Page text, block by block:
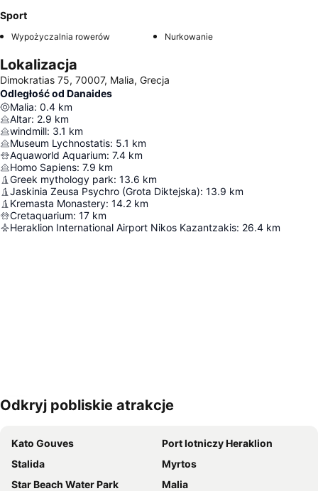
Sport
Wypożyczalnia rowerów Nurkowanie
Lokalizacja
Dimokratias 75, 70007, Malia, Grecja
Odległość od Danaides
Malia: 0.4 km
Altar: 2.9 km
windmill: 3.1 km
Museum Lychnostatis: 5.1 km
Aquaworld Aquarium: 7.4 km
Homo Sapiens: 7.9 km
Greek mythology park: 13.6 km
Jaskinia Zeusa Psychro (Grota Diktejska): 13.9 km
Kremasta Monastery: 14.2 km
Cretaquarium: 17 km
Heraklion International Airport Nikos Kazantzakis: 26.4 km
Powiększ mapę
Odkryj pobliskie atrakcje
Kato Gouves
Port lotniczy Heraklion
Stalida
Myrtos
Star Beach Water Park
Malia